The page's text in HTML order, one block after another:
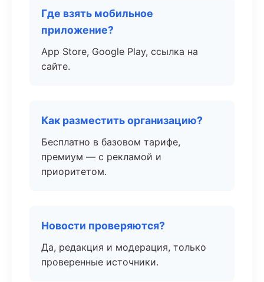
Где взять мобильное
приложение?
App Store, Google Play, ссылка на
сайте.
Как разместить организацию?
Бесплатно в базовом тарифе,
премиум — с рекламой и
приоритетом.
Новости проверяются?
Да, редакция и модерация, только
проверенные источники.